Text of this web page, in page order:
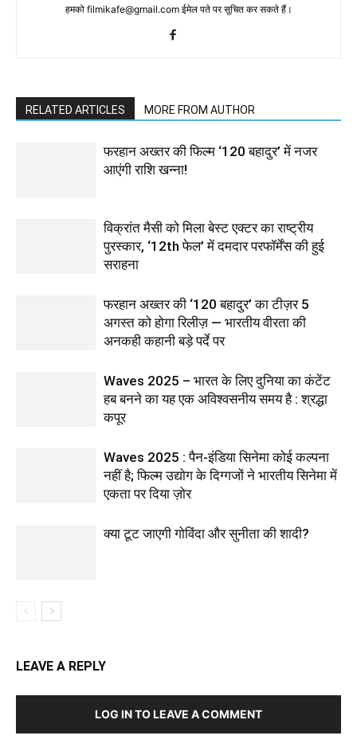
हमको filmikafe@gmail.com ईमेल पते पर सूचित कर सकते हैं।
RELATED ARTICLES MORE FROM AUTHOR
फरहान अख्तर की फिल्म ‘120 बहादुर’ में नजर
आएंगी राशि खन्ना!
विक्रांत मैसी को मिला बेस्ट एक्टर का राष्ट्रीय
पुरस्कार, ‘12th फेल’ में दमदार परफॉर्मेंस की हुई
सराहना
फरहान अख्तर की ‘120 बहादुर’ का टीज़र 5
अगस्त को होगा रिलीज़ — भारतीय वीरता की
अनकही कहानी बड़े पर्दे पर
Waves 2025 – भारत के लिए दुनिया का कंटेंट
हब बनने का यह एक अविश्वसनीय समय है : श्रद्धा
कपूर
Waves 2025 : पैन-इंडिया सिनेमा कोई कल्पना
नहीं है; फिल्म उद्योग के दिग्गजों ने भारतीय सिनेमा में
एकता पर दिया ज़ोर
क्या टूट जाएगी गोविंदा और सुनीता की शादी?
LEAVE A REPLY
LOG IN TO LEAVE A COMMENT